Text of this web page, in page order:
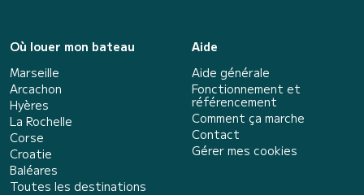
Où louer mon bateau
Marseille
Arcachon
Hyères
La Rochelle
Corse
Croatie
Baléares
Toutes les destinations
Aide
Aide générale
Fonctionnement et
référencement
Comment ça marche
Contact
Gérer mes cookies